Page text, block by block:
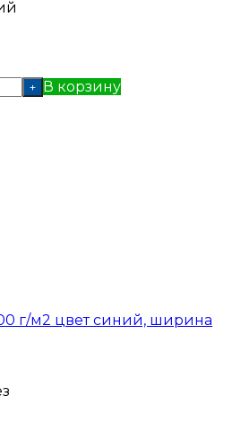
+ В корзину
г/м2 цвет синий, ширина